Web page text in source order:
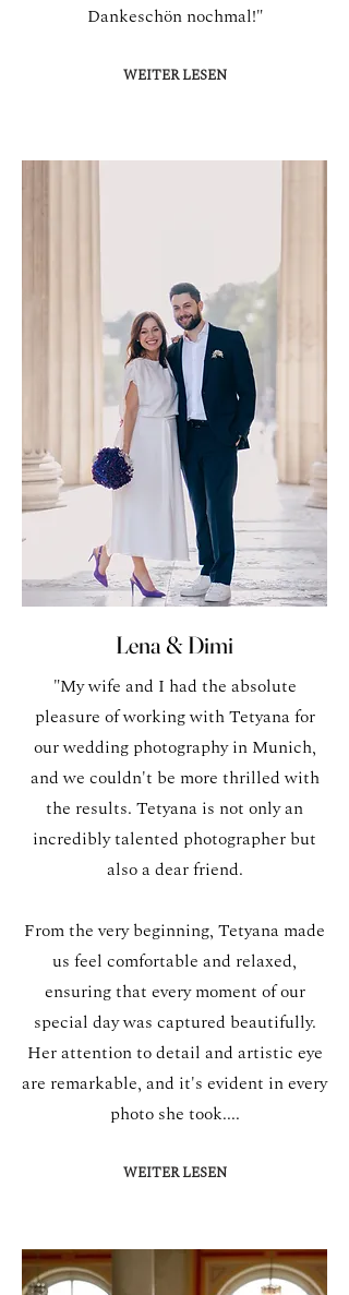
Dankeschön nochmal!"
WEITER LESEN
Lena & Dimi
"My wife and I had the absolute
pleasure of working with Tetyana for
our wedding photography in Munich,
and we couldn't be more thrilled with
the results. Tetyana is not only an
incredibly talented photographer but
also a dear friend.
From the very beginning, Tetyana made
us feel comfortable and relaxed,
ensuring that every moment of our
special day was captured beautifully.
Her attention to detail and artistic eye
are remarkable, and it's evident in every
photo she took....
WEITER LESEN